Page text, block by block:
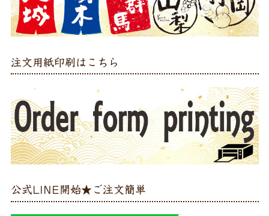
注文用紙印刷はこちら
公式LINE開始★ご注文簡単